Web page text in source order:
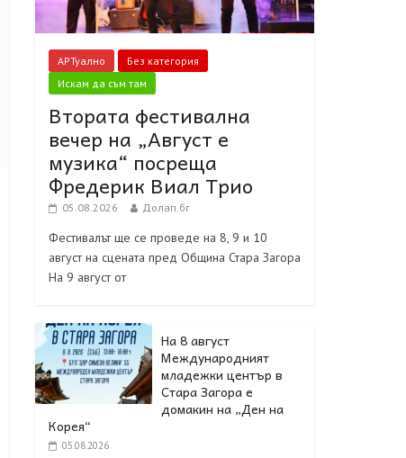
АРТуално
Без категория
Искам да съм там
Втората фестивална
вечер на „Август е
музика“ посреща
Фредерик Виал Трио
05.08.2026 Долап.бг
Фестивалът ще се проведе на 8, 9 и 10
август на сцената пред Община Стара Загора
На 9 август от
На 8 август
Международният
младежки център в
Стара Загора е
домакин на „Ден на
Корея“
05.08.2026